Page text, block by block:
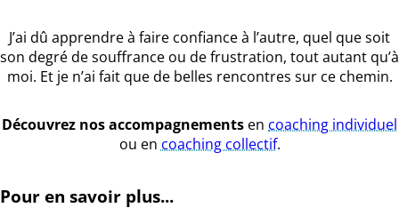
J’ai dû apprendre à faire confiance à l’autre, quel que soit
son degré de souffrance ou de frustration, tout autant qu’à
moi. Et je n’ai fait que de belles rencontres sur ce chemin.
Découvrez nos accompagnements en coaching individuel
ou en coaching collectif.
Pour en savoir plus...